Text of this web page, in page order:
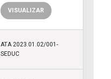
VISUALIZAR
ATA 2023.01.02/001-
SEDUC